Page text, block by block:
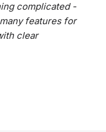
complicated -
features for
clear